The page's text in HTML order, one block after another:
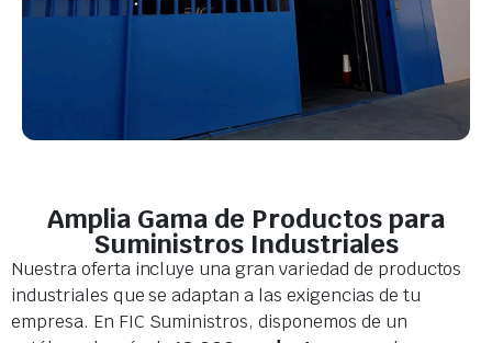
Amplia Gama de Productos para
Suministros Industriales
Nuestra oferta incluye una gran variedad de productos
industriales que se adaptan a las exigencias de tu
empresa. En FIC Suministros, disponemos de un